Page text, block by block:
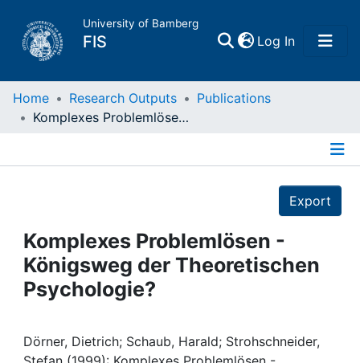
University of Bamberg
FIS Log In(current)
Home
Projects
People
Home Research Outputs
Publications
Komplexes Problemlösen - Königsweg der Theoretischen Psychologie?
Export
Komplexes Problemlösen -
Königsweg der Theoretischen
Psychologie?
Dörner, Dietrich; Schaub, Harald; Strohschneider,